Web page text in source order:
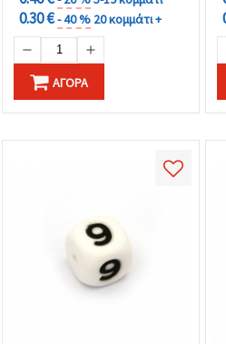
0.30 €- 40 % 20 κομμάτι +
ΑΓΟΡΆ